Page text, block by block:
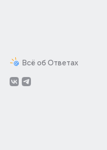
Всё об Ответах